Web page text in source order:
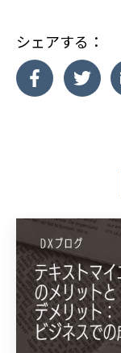
シェアする：